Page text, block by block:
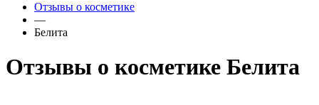
Отзывы о косметике
—
Белита
Отзывы о косметике Белита